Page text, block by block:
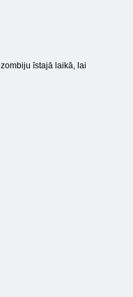
īstajā laikā, lai